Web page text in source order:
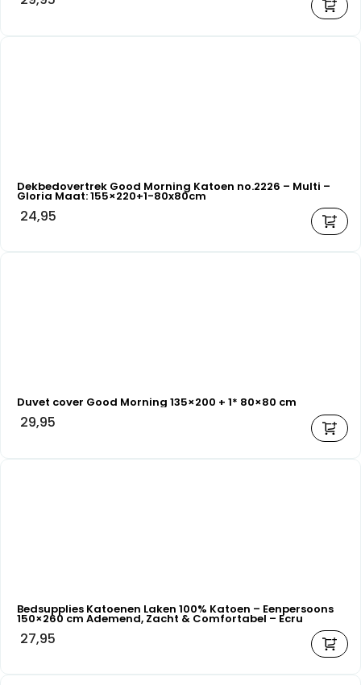
Dekbedovertrek Good Morning Katoen no.2226 – Multi –
Gloria Maat: 155×220+1-80x80cm
24,95
Duvet cover Good Morning 135×200 + 1* 80×80 cm
29,95
Bedsupplies Katoenen Laken 100% Katoen – Eenpersoons
150×260 cm Ademend, Zacht & Comfortabel – Ecru
27,95